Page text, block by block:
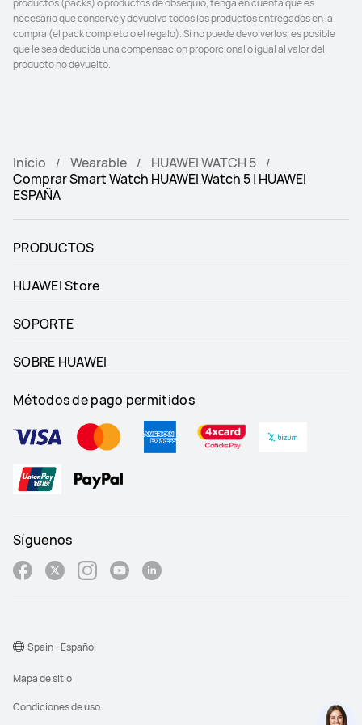
Monitoreo de frecuencia
cardíaca
HUAWEI TruSense mejorado
One-tap Health Glance
Sí
Health Glance
Medición de SpO2 en tiempo
real con el dedo
la frecuencia cardíaca (HRV)
Información de salud
Sí
Monitoreo de frecuencia
cardíaca
HUAWEI TruSeen™ 5.0
One-tap Health Glance
No
Health Glance
Información de salud
No
necesario que conserve y devuelva todos los productos entregados en la
compra (el pack completo o el regalo). Si no puede devolverlos, es posible
que le sea deducida una compensación proporcional o igual al valor del
producto no devuelto.
Inicio Wearable
HUAWEI WATCH 5
Comprar Smart Watch HUAWEI Watch 5 | HUAWEI
ESPAÑA
PRODUCTOS
HUAWEI Store
SOPORTE
SOBRE HUAWEI
Métodos de pago permitidos
Síguenos
Mapa de sitio
Condiciones de uso
Spain - Español